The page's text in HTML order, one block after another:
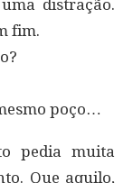
distração.
fim.
poço…
pedia muita
Que aquilo,